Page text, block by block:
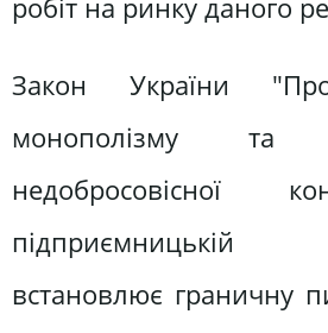
робіт на ринку даного
Закон України
монополізму та
недобросовісної
підприємницькій
встановлює граничну